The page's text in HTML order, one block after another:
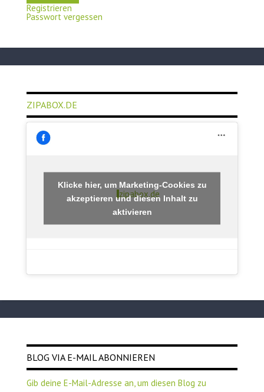
Registrieren
Passwort vergessen
ZIPABOX.DE
zipabox.de
Klicke hier, um Marketing-Cookies zu
akzeptieren und diesen Inhalt zu
aktivieren
BLOG VIA E-MAIL ABONNIEREN
Gib deine E-Mail-Adresse an, um diesen Blog zu